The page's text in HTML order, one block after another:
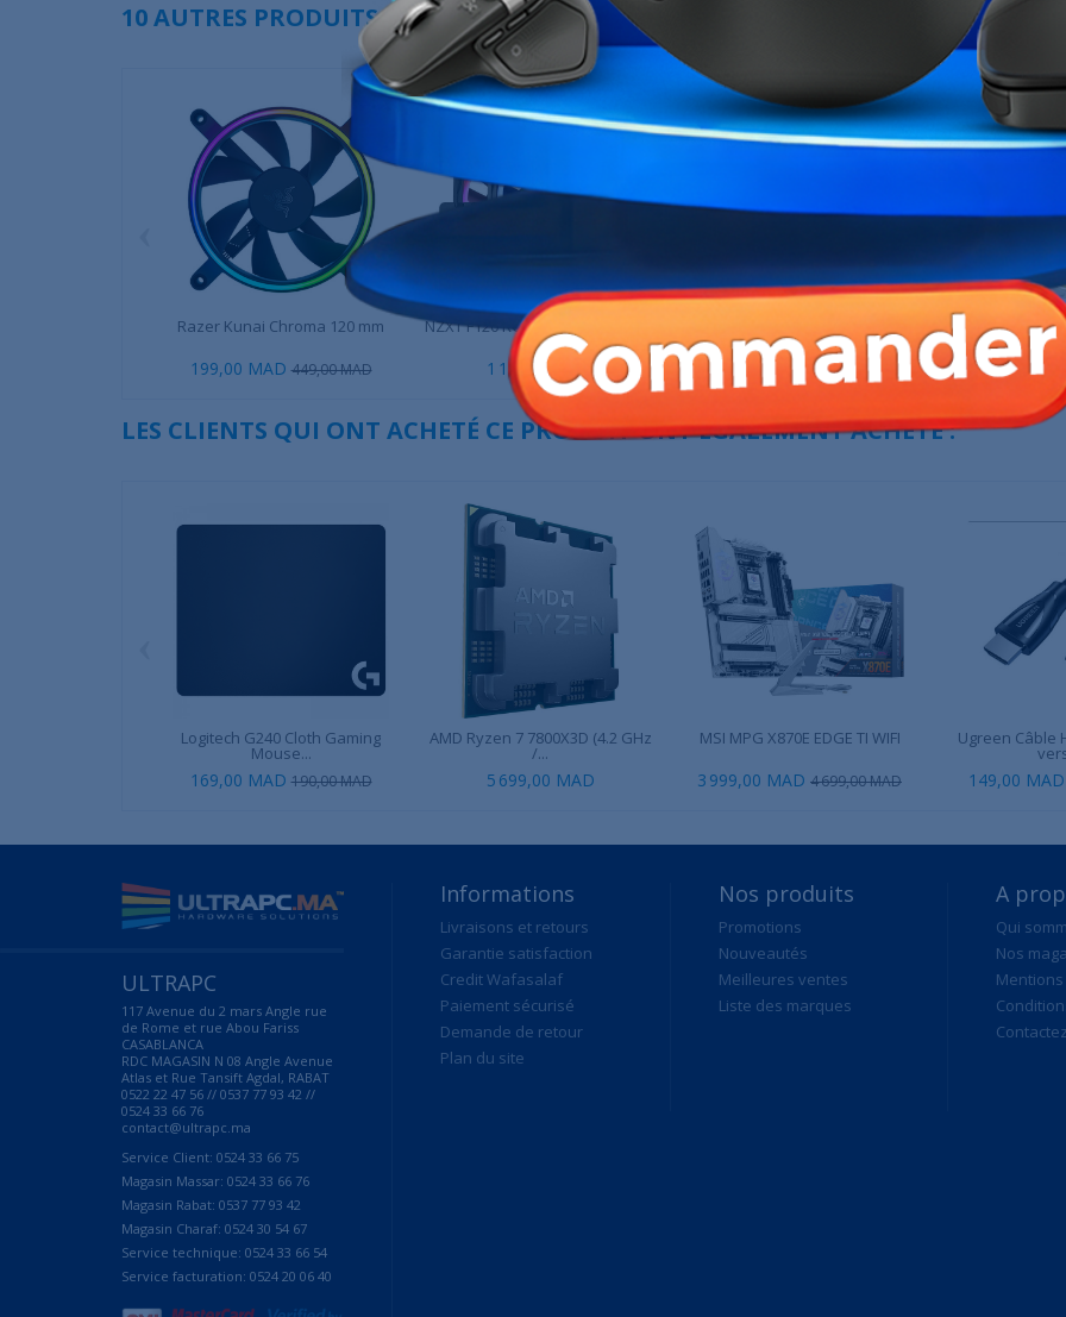
10 AUTRES PRODUITS DANS LA MÊME CATÉGORIE :
Razer Kunai Chroma 120 mm
199,00 MAD 449,00 MAD
NZXT F120 RGB Triple Pack Black
1 190,00 MAD 199,00 MAD 249,00 MAD
Corsair RS140
319,00 MAD
LES CLIENTS QUI ONT ACHETÉ CE PRODUIT ONT ÉGALEMENT ACHETÉ :
Logitech G240 Cloth Gaming
Mouse...
169,00 MAD 190,00 MAD
AMD Ryzen 7 7800X3D (4.2 GHz
/...
5 699,00 MAD
MSI MPG X870E EDGE TI WIFI
3 999,00 MAD 4 699,00 MAD
Ugreen Câble
149,00 MAD
ULTRAPC
117 Avenue du 2 mars Angle rue
de Rome et rue Abou Fariss
CASABLANCA
RDC MAGASIN N 08 Angle Avenue
Atlas et Rue Tansift Agdal, RABAT
0522 22 47 56 // 0537 77 93 42 //
0524 33 66 76
contact@ultrapc.ma
Service Client: 0524 33 66 75
Magasin Massar: 0524 33 66 76
Magasin Rabat: 0537 77 93 42
Magasin Charaf: 0524 30 54 67
Service technique: 0524 33 66 54
Service facturation: 0524 20 06 40
Informations
Livraisons et retours
Garantie satisfaction
Credit Wafasalaf
Paiement sécurisé
Demande de retour
Plan du site
Nos produits
Promotions
Nouveautés
Meilleures ventes
Liste des marques
A
Qui
Nos